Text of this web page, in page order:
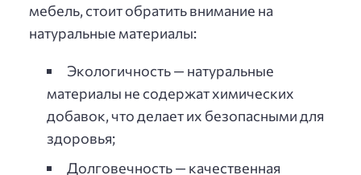
мебель, стоит обратить внимание на
натуральные материалы:
Экологичность — натуральные
материалы не содержат химических
добавок, что делает их безопасными для
здоровья;
Долговечность — качественная